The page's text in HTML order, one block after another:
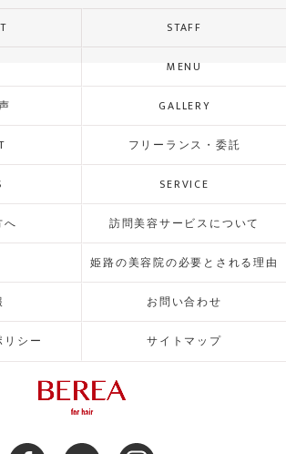
STAFF
MENU
GALLERY
フリーランス・委託
SERVICE
へ 訪問美容サービスについて
姫路の美容院の必要とされる理由
お問い合わせ
シー サイトマップ